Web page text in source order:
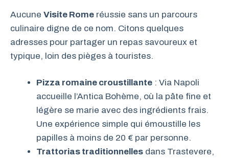
Aucune Visite Rome réussie sans un parcours
culinaire digne de ce nom. Citons quelques
adresses pour partager un repas savoureux et
typique, loin des pièges à touristes.
Pizza romaine croustillante : Via Napoli
accueille l’Antica Bohème, où la pâte fine et
légère se marie avec des ingrédients frais.
Une expérience simple qui émoustille les
papilles à moins de 20 € par personne.
Trattorias traditionnelles dans Trastevere,